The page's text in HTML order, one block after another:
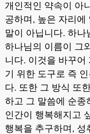
개인적인 약속이 아
공하며 , 높은 자리에
말이 아닙니다. 하나
하나님의 이름이 그
니다. 이것을 바꾸어
기 위한 도구로 즉
다. 또한 그 방식 또
하고 그 말씀에 순종
인간이 행복해지고
행복을 추구하며 , 성